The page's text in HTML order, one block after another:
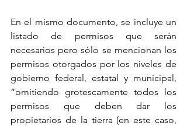
En el mismo documento, se incluye un
listado de permisos que serán
necesarios pero sólo se mencionan los
permisos otorgados por los niveles de
gobierno federal, estatal y municipal,
“omitiendo grotescamente todos los
permisos que deben dar los
propietarios de la tierra (en este caso,